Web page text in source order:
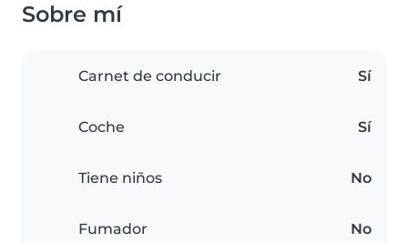
Sobre mí
Carnet de conducir Sí
Coche Sí
Tiene niños No
Fumador No